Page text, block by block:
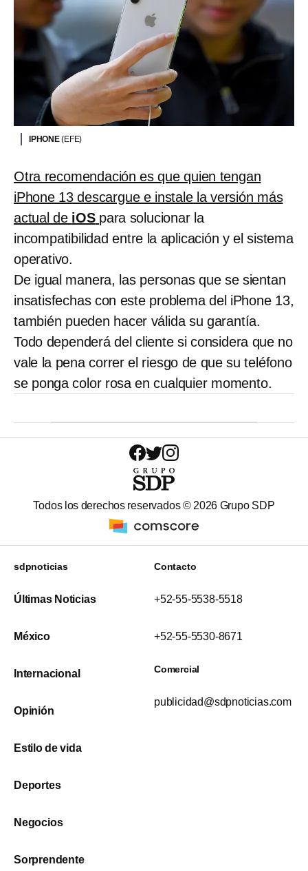
IPHONE(EFE)
Otra recomendación es que quien tengan
iPhone 13 descargue e instale la versión más
actual de iOS para solucionar la
incompatibilidad entre la aplicación y el sistema
operativo.
De igual manera, las personas que se sientan
insatisfechas con este problema del iPhone 13,
también pueden hacer válida su garantía.
Todo dependerá del cliente si considera que no
vale la pena correr el riesgo de que su teléfono
se ponga color rosa en cualquier momento.
Todos los derechos reservados © 2026 Grupo SDP
sdpnoticias
Últimas Noticias
México
Internacional
Opinión
Estilo de vida
Deportes
Negocios
Sorprendente
Contacto
+52-55-5538-5518
+52-55-5530-8671
Comercial
publicidad@sdpnoticias.com